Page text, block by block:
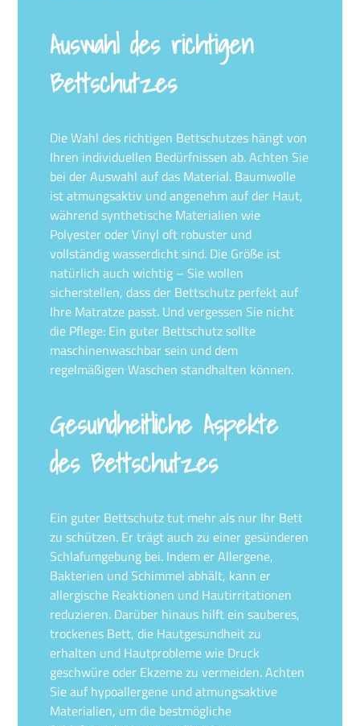
Auswahl des richtigen
Bettschutzes
Die Wahl des richtigen Bettschutzes hängt von
Ihren individuellen Bedürfnissen ab. Achten Sie
bei der Auswahl auf das Material. Baumwolle
ist atmungsaktiv und angenehm auf der Haut,
während synthetische Materialien wie
Polyester oder Vinyl oft robuster und
vollständig wasserdicht sind. Die Größe ist
natürlich auch wichtig – Sie wollen
sicherstellen, dass der Bettschutz perfekt auf
Ihre Matratze passt. Und vergessen Sie nicht
die Pflege: Ein guter Bettschutz sollte
maschinenwaschbar sein und dem
regelmäßigen Waschen standhalten können.
Gesundheitliche Aspekte
des Bettschutzes
Ein guter Bettschutz tut mehr als nur Ihr Bett
zu schützen. Er trägt auch zu einer gesünderen
Schlafumgebung bei. Indem er Allergene,
Bakterien und Schimmel abhält, kann er
allergische Reaktionen und Hautirritationen
reduzieren. Darüber hinaus hilft ein sauberes,
trockenes Bett, die Hautgesundheit zu
erhalten und Hautprobleme wie Druck
geschwüre oder Ekzeme zu vermeiden. Achten
Sie auf hypoallergene und atmungsaktive
Materialien, um die bestmögliche